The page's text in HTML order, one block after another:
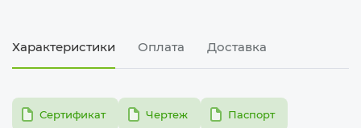
Характеристики Оплата Доставка
pdfСертификат pdfЧертеж pdfПаспорт